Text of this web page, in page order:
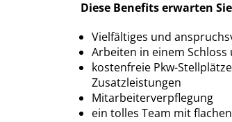
Diese Benefits erwarten
Vielfältiges und
Arbeiten in einem
kostenfreie Pkw-
Zusatzleistungen
Mitarbeiterverpflegung
ein tolles Team mit